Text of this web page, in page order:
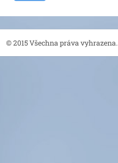
© 2015 Všechna práva vyhrazena.